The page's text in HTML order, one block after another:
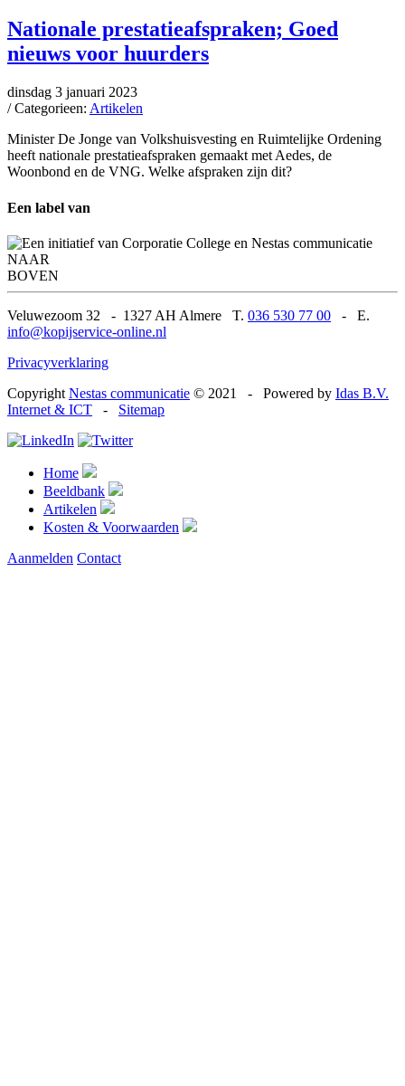
Nationale prestatieafspraken; Goed
nieuws voor huurders
dinsdag 3 januari 2023
/ Categorieen: Artikelen
Minister De Jonge van Volkshuisvesting en Ruimtelijke Ordening
heeft nationale prestatieafspraken gemaakt met Aedes, de
Woonbond en de VNG. Welke afspraken zijn dit?
Een label van
NAAR
BOVEN
Veluwezoom 32 - 1327 AH Almere T. 036 530 77 00 - E.
info@kopijservice-online.nl
Privacyverklaring
Copyright Nestas communicatie © 2021 - Powered by Idas B.V.
Internet & ICT
- Sitemap
Home
Beeldbank
Artikelen
Kosten & Voorwaarden
Aanmelden Contact